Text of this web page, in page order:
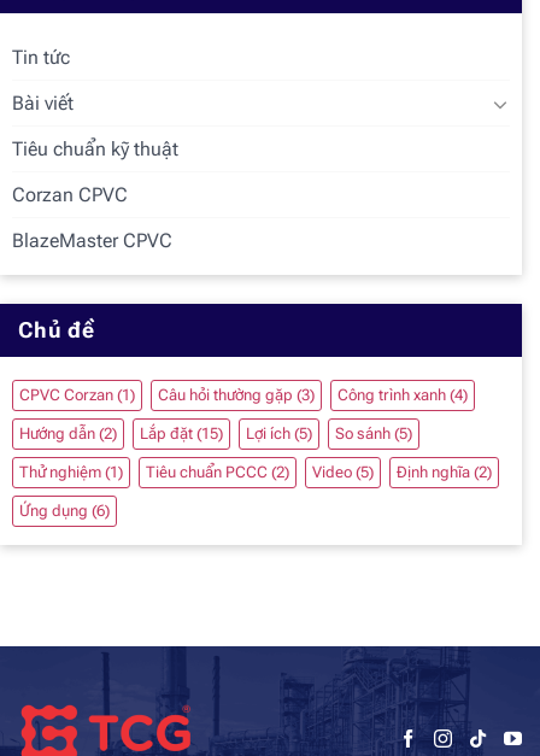
Tin tức
Bài viết
Tiêu chuẩn kỹ thuật
Corzan CPVC
BlazeMaster CPVC
Chủ đề
CPVC Corzan (1) Câu hỏi thường gặp (3) Công trình xanh (4)
Hướng dẫn (2) Lắp đặt (15) Lợi ích (5) So sánh (5)
Thử nghiệm (1) Tiêu chuẩn PCCC (2) Video (5) Định nghĩa (2)
Ứng dụng (6)